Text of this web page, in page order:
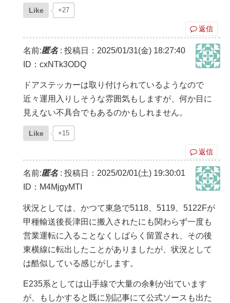
Like +27
返信
名前:匿名: 投稿日：2025/01/31(金) 18:27:40
ID：cxNTk3ODQ
ドアステッカーは取り付けられているようなので
近々運用入りしそうな雰囲気もしますが、何か目に
見えない不具合でもあるのかもしれません。
Like +15
返信
名前:匿名: 投稿日：2025/02/01(土) 19:30:01
ID：M4MjgyMTI
状況としては、かつて東急で5118、5119、5122Fが
甲種輸送後長津田に搬入されたにも関わらず一度も
営業運転に入ることなくしばらく留置され、その後
東横線に転出したことがありましたが、状況として
は酷似している感じがします。
E235系としては山手線で大量の余剰が出ています
が、もしかすると既に別記事にて公式ソースも出た